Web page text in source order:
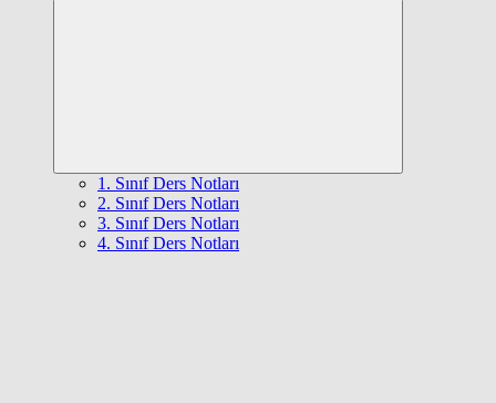
1. Sınıf Ders Notları
2. Sınıf Ders Notları
3. Sınıf Ders Notları
4. Sınıf Ders Notları